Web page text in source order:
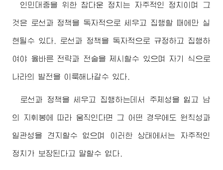
인민대중을 위한 참다운 정치는 자주적인 정치이며 그
것은 로선과 정책을 독자적으로 세우고 집행할 때에만 실
현될수 있다. 로선과 정책을 독자적으로 규정하고 집행하
여야 옳바른 전략과 전술을 제시할수 있으며 자기 식으로
나라의 발전을 이룩해나갈수 있다.
로선과 정책을 세우고 집행하는데서 주체성을 잃고 남
의 지휘봉에 따라 움직인다면 그 어떤 경우에도 원칙성과
일관성을 견지할수 없으며 이러한 상태에서는 자주적인
정치가 보장된다고 말할수 없다.